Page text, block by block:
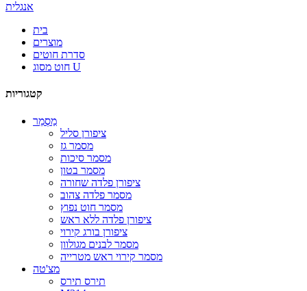
אנגלית
בית
מוצרים
סדרת חוטים
חוט מסוג U
קטגוריות
מַסְמֵר
ציפורן סליל
מסמר גז
מסמר סיכות
מסמר בטון
ציפורן פלדה שחורה
מסמר פלדה צהוב
מסמר חוט נפוץ
ציפורן פלדה ללא ראש
ציפורן בורג קירוי
מסמר לבנים מגולוון
מסמר קירוי ראש מטרייה
מצ'טה
תירס תירס